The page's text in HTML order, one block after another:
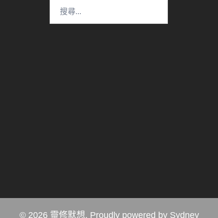
© 2026 靈修默想. Proudly powered by Sydney